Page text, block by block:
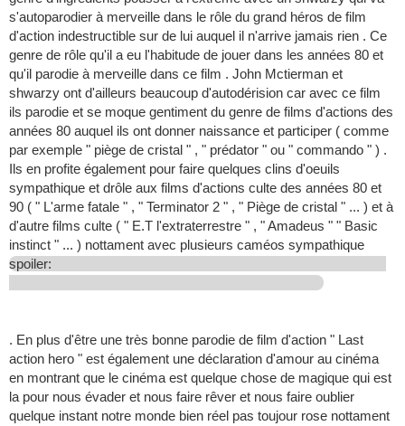
s'autoparodier à merveille dans le rôle du grand héros de film
d'action indestructible sur de lui auquel il n'arrive jamais rien . Ce
genre de rôle qu'il a eu l'habitude de jouer dans les années 80 et
qu'il parodie à merveille dans ce film . John Mctierman et
shwarzy ont d'ailleurs beaucoup d'autodérision car avec ce film
ils parodie et se moque gentiment du genre de films d'actions des
années 80 auquel ils ont donner naissance et participer ( comme
par exemple " piège de cristal " , " prédator " ou " commando " ) .
Ils en profite également pour faire quelques clins d'oeuils
sympathique et drôle aux films d'actions culte des années 80 et
90 ( " L'arme fatale " , " Terminator 2 " , " Piège de cristal " ... ) et à
d'autre films culte ( " E.T l'extraterrestre " , " Amadeus " " Basic
instinct " ... ) nottament avec plusieurs caméos sympathique
spoiler:
. En plus d'être une très bonne parodie de film d'action " Last
action hero " est également une déclaration d'amour au cinéma
en montrant que le cinéma est quelque chose de magique qui est
la pour nous évader et nous faire rêver et nous faire oublier
quelque instant notre monde bien réel pas toujour rose nottament